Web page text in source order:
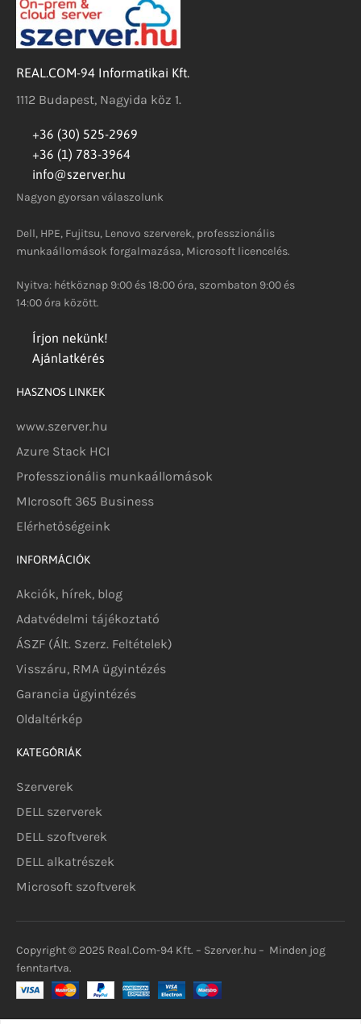
REAL.COM-94 Informatikai Kft.
1112 Budapest, Nagyida köz 1.
+36 (30) 525-2969
+36 (1) 783-3964
info@szerver.hu
Nagyon gyorsan válaszolunk
Dell, HPE, Fujitsu, Lenovo szerverek, professzionális
munkaállomások forgalmazása, Microsoft licencelés.
Nyitva: hétköznap 9:00 és 18:00 óra, szombaton 9:00 és
14:00 óra között.
Írjon nekünk!
Ajánlatkérés
HASZNOS LINKEK
www.szerver.hu
Azure Stack HCI
Professzionális munkaállomások
MIcrosoft 365 Business
Elérhetőségeink
INFORMÁCIÓK
Akciók, hírek, blog
Adatvédelmi tájékoztató
ÁSZF (Ált. Szerz. Feltételek)
Visszáru, RMA ügyintézés
Garancia ügyintézés
Oldaltérkép
KATEGÓRIÁK
Szerverek
DELL szerverek
DELL szoftverek
DELL alkatrészek
Microsoft szoftverek
Copyright © 2025 Real.Com-94 Kft. – Szerver.hu – Minden jog
fenntartva.